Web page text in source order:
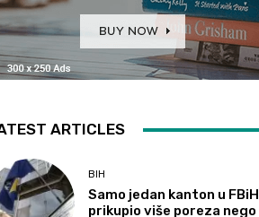
ARTICLES
BIH
Samo jedan kanton u FBiH
prikupio više poreza nego